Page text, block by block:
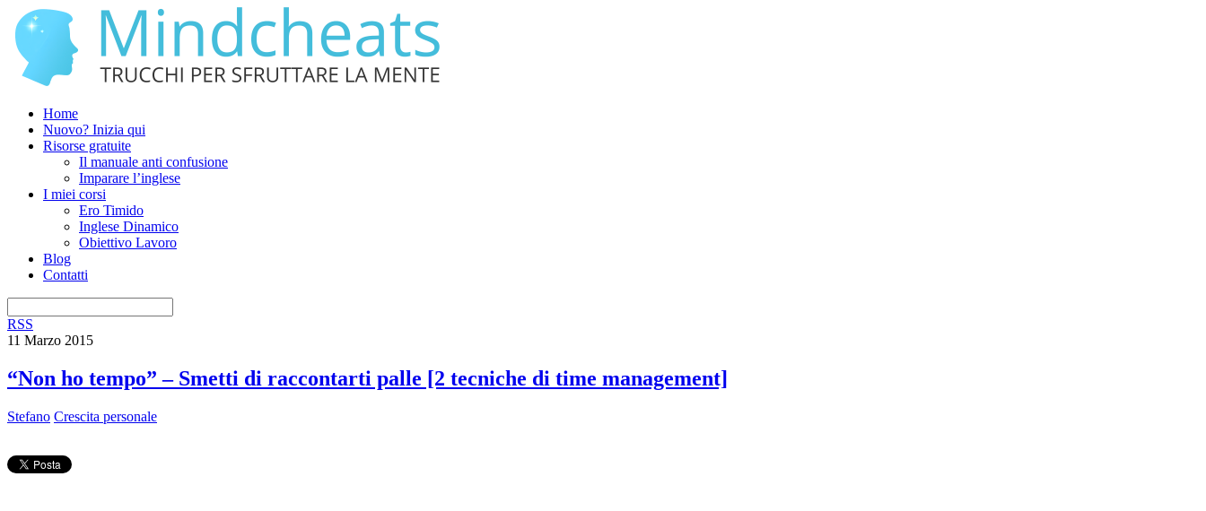
Home
Nuovo? Inizia qui
Risorse gratuite
Il manuale anti confusione
Imparare l’inglese
I miei corsi
Ero Timido
Inglese Dinamico
Obiettivo Lavoro
Blog
Contatti
RSS
11 Marzo 2015
“Non ho tempo” – Smetti di raccontarti palle [2 tecniche di time management]
Stefano Crescita personale